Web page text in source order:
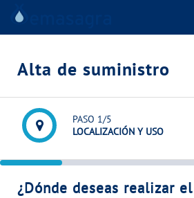
TU SERVICIO
VER TODAS LAS GESTIONES
Alta de suministro
PASO 1/5
LOCALIZACIÓN Y USO
¿Dónde deseas realizar